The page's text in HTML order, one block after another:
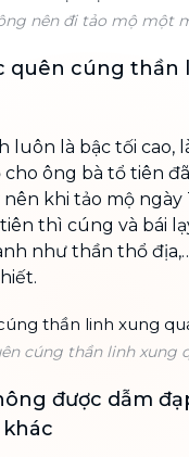
nên đi tảo mộ một
quên cúng thần
luôn là bậc tối cao,
cho ông bà tổ tiên
khi tảo mộ ngày
thì cúng và bái
như thần thổ
cúng thần linh xung
được dẫm